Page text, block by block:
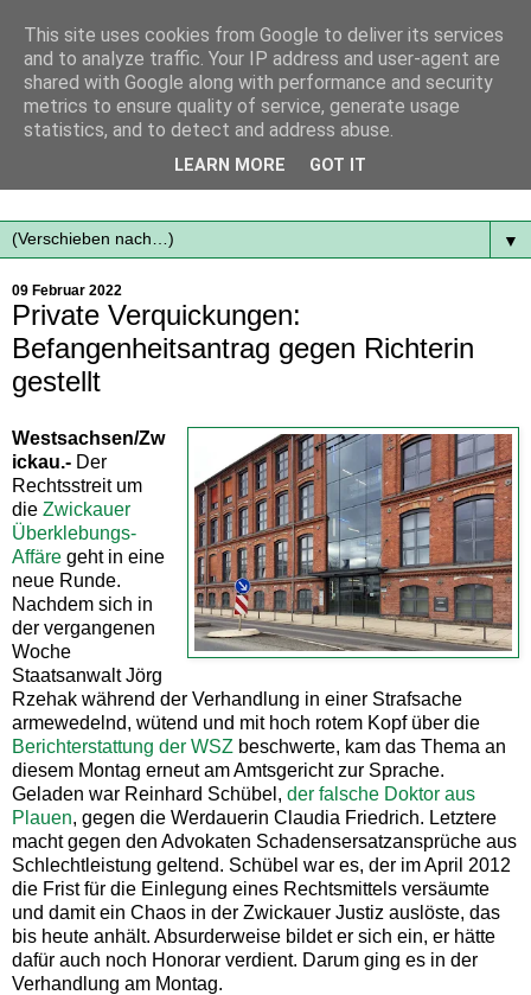
Mit frischen Themen aus der Region immer auf dem
▼
09 Februar 2022
Private Verquickungen:
Befangenheitsantrag gegen Richterin
gestellt
Westsachsen/Zw
ickau.- Der
Rechtsstreit um
die Zwickauer
Überklebungs-
Affäre geht in eine
neue Runde.
Nachdem sich in
der vergangenen
Woche
Staatsanwalt Jörg
Rzehak während der Verhandlung in einer Strafsache
armewedelnd, wütend und mit hoch rotem Kopf über die
Berichterstattung der WSZ beschwerte, kam das Thema an
diesem Montag erneut am Amtsgericht zur Sprache.
Geladen war Reinhard Schübel, der falsche Doktor aus
Plauen, gegen die Werdauerin Claudia Friedrich. Letztere
macht gegen den Advokaten Schadensersatzansprüche aus
Schlechtleistung geltend. Schübel war es, der im April 2012
die Frist für die Einlegung eines Rechtsmittels versäumte
und damit ein Chaos in der Zwickauer Justiz auslöste, das
bis heute anhält. Absurderweise bildet er sich ein, er hätte
dafür auch noch Honorar verdient. Darum ging es in der
Verhandlung am Montag.
This site uses cookies from Google to deliver its services
and to analyze traffic. Your IP address and user-agent are
shared with Google along with performance and security
metrics to ensure quality of service, generate usage
statistics, and to detect and address abuse.
LEARN MORE GOT IT